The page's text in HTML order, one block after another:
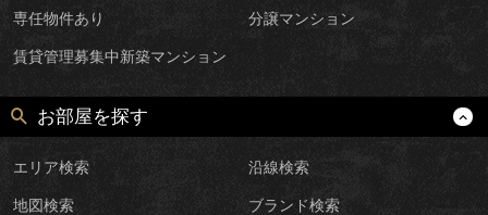
専任物件あり 分譲マンション
賃貸管理募集中新築マンション
お部屋を探す
エリア検索 沿線検索
地図検索 ブランド検索